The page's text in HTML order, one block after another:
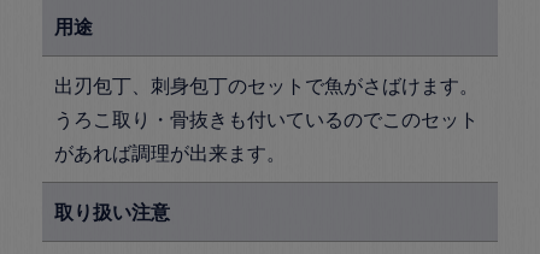
用途
出刃包丁、刺身包丁のセットで魚がさばけます。
うろこ取り・骨抜きも付いているのでこのセット
があれば調理が出来ます。
取り扱い注意